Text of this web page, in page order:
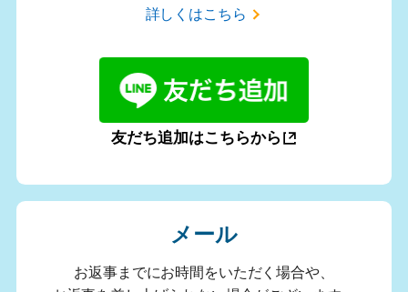
詳しくはこちら
友だち追加はこちらから
メール
お返事までにお時間をいただく場合や、